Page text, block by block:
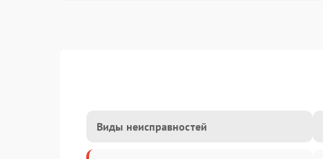
Виды неисправностей